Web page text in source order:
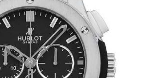
ロレックス
パテック
フィリップ